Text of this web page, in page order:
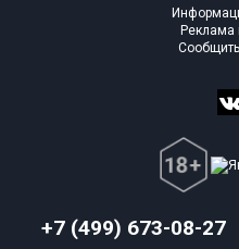
Рейтинг ЕРЗ
Многоквартирных домов
Блокированных домов
Домов с апартаментами
+7 (499) 673-08-27
Реклама